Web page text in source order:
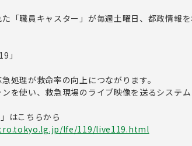
「職員キャスター」が毎週土曜日、都政情報
」
処理が救命率の向上につながります。
を使い、救急現場のライブ映像を送るシステ
はこちらから
lfe/119/live119.html